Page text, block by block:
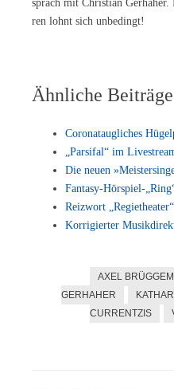
spräch mit Chris­ti­an
ren lohnt sich unbedingt!
Ähnliche Beiträge
Co­ro­nat­aug­li­ches
„Par­si­fal“ im
Die neu­en
Fantasy-Hörspiel-
Reiz­wort „Re­gie­thea­ter“
Kor­ri­gier­ter
AXEL
GERHAHER
CURRENTZIS